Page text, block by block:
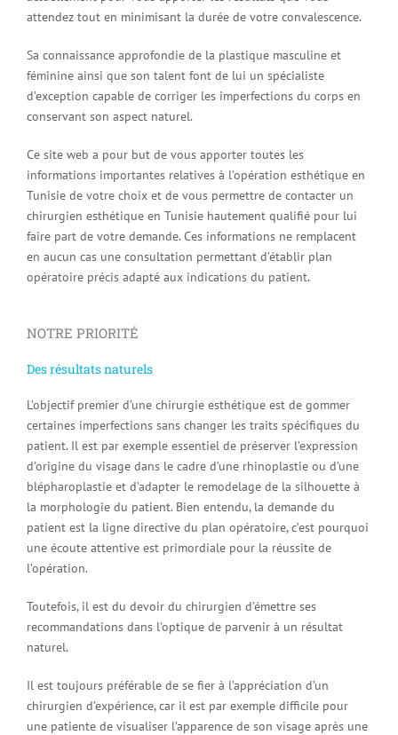
attendez tout en minimisant la durée de votre convalescence.
Sa connaissance approfondie de la plastique masculine et
féminine ainsi que son talent font de lui un spécialiste
d’exception capable de corriger les imperfections du corps en
conservant son aspect naturel.
Ce site web a pour but de vous apporter toutes les
informations importantes relatives à l’opération esthétique en
Tunisie de votre choix et de vous permettre de contacter un
chirurgien esthétique en Tunisie hautement qualifié pour lui
faire part de votre demande. Ces informations ne remplacent
en aucun cas une consultation permettant d’établir plan
opératoire précis adapté aux indications du patient.
NOTRE PRIORITÉ
Des résultats naturels
L’objectif premier d’une chirurgie esthétique est de gommer
certaines imperfections sans changer les traits spécifiques du
patient. Il est par exemple essentiel de préserver l’expression
d’origine du visage dans le cadre d’une rhinoplastie ou d’une
blépharoplastie et d’adapter le remodelage de la silhouette à
la morphologie du patient. Bien entendu, la demande du
patient est la ligne directive du plan opératoire, c’est pourquoi
une écoute attentive est primordiale pour la réussite de
l’opération.
Toutefois, il est du devoir du chirurgien d’émettre ses
recommandations dans l’optique de parvenir à un résultat
naturel.
Il est toujours préférable de se fier à l’appréciation d’un
chirurgien d’expérience, car il est par exemple difficile pour
une patiente de visualiser l’apparence de son visage après une